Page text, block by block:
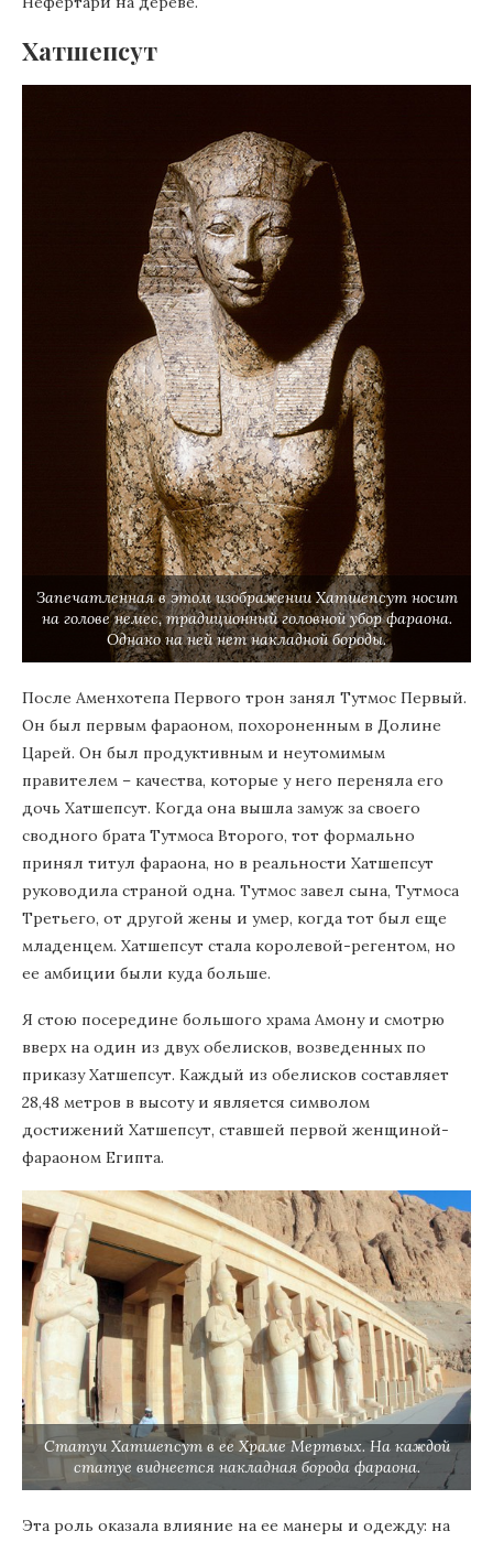
Хатшепсут
Запечатленная в этом изображении Хатшепсут носит
на голове немес, традиционный головной убор фараона.
Однако на ней нет накладной бороды.
После Аменхотепа Первого трон занял Тутмос Первый.
Он был первым фараоном, похороненным в Долине
Царей. Он был продуктивным и неутомимым
правителем – качества, которые у него переняла его
дочь Хатшепсут. Когда она вышла замуж за своего
сводного брата Тутмоса Второго, тот формально
принял титул фараона, но в реальности Хатшепсут
руководила страной одна. Тутмос завел сына, Тутмоса
Третьего, от другой жены и умер, когда тот был еще
младенцем. Хатшепсут стала королевой-регентом, но
ее амбиции были куда больше.
Я стою посередине большого храма Амону и смотрю
вверх на один из двух обелисков, возведенных по
приказу Хатшепсут. Каждый из обелисков составляет
28,48 метров в высоту и является символом
достижений Хатшепсут, ставшей первой женщиной-
фараоном Египта.
Статуи Хатшепсут в ее Храме Мертвых. На каждой
статуе виднеется накладная борода фараона.
Эта роль оказала влияние на ее манеры и одежду: на